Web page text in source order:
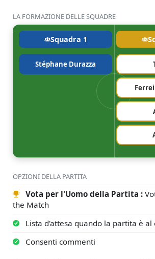
LA FORMAZIONE DELLE SQUADRE
Squadra 1
Stéphane Durazza
OPZIONI DELLA PARTITA
Vota per l'Uomo della Partita :
the Match
Lista d'attesa quando la partita è al
Consenti commenti